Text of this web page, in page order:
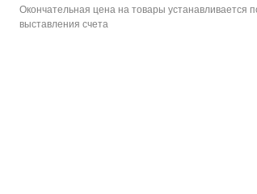
Окончательная цена на товары устанавливается
выставления счета